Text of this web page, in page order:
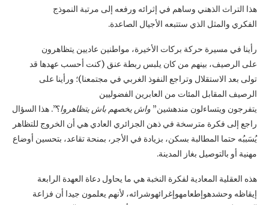
هذا التراث الذهني وساهم في إثرائه ورفعه إلى مرتبة النموذج
الفكري والمثل الذي ستتبعه الأجيال الصاعدة.
رأينا في مسيرة حركة بركات الأخيرة، مواطنين عاديين يتظاهرون
على الرصيف، بينهم من كان يلبس ربطة عنق (كنت أحسب عهدها قد
تولى بعد الاستقلال وتراجع النفوذ الغربي في مجتمعنا)؛ ورأينا على
الرصيف المقابل المئات من العابرين الفضوليين
يتفرجون ويتساءلون مندهشين” واش يخصهم باش يتظاهروا؟”. هذا السؤال
راجع إلى فكرة مترسخة في ذهن الجزائري العادي هي أن الخروج للتظاهر
يُسَببُه حتما المطالبة بسكن، بزيادة في الأجر، بمنحة تقاعد، بتحسين أوضاع
مهنية أو بالتوصيل بغاز المدينة.
هذه العقلية المعادية لفكرة النخبة هي ما يحاول دعاة العهدة الرابعة
إيقاظه وحشدهوإطعامهوإغرائهوشرائه، لأنهم يعلمون جيدا أن فزاعة